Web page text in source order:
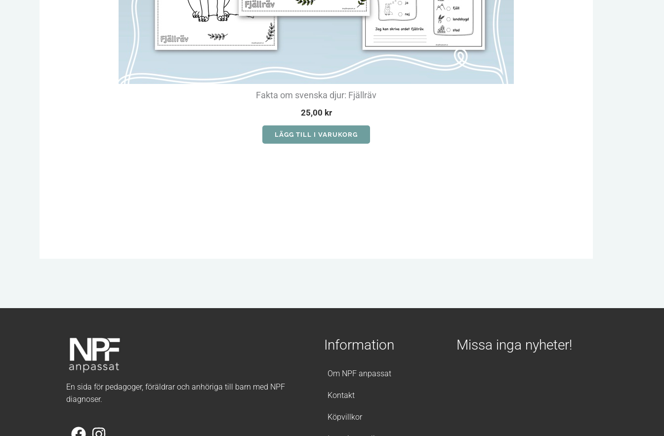
Fakta om svenska djur: Fjällräv
25,00 kr
LÄGG TILL I VARUKORG
En sida för pedagoger, föräldrar och anhöriga till barn med NPF
diagnoser.
Information
Om NPF anpassat
Kontakt
Köpvillkor
Missa inga nyheter!